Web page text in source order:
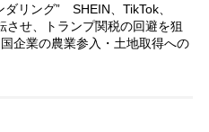
リング” SHEIN、TikTok、
せ、トランプ関税の回避を狙
企業の農業参入・土地取得への